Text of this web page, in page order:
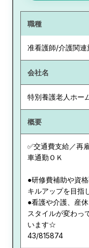
職種
准看護師/介護関
会社名
特別養護老人ホー
概要
✅交通費支給／再
車通勤ＯＫ
●研修費補助や資
キルアップを目指
●看護や介護、産
スタイルが変わっ
います☆
43/815874